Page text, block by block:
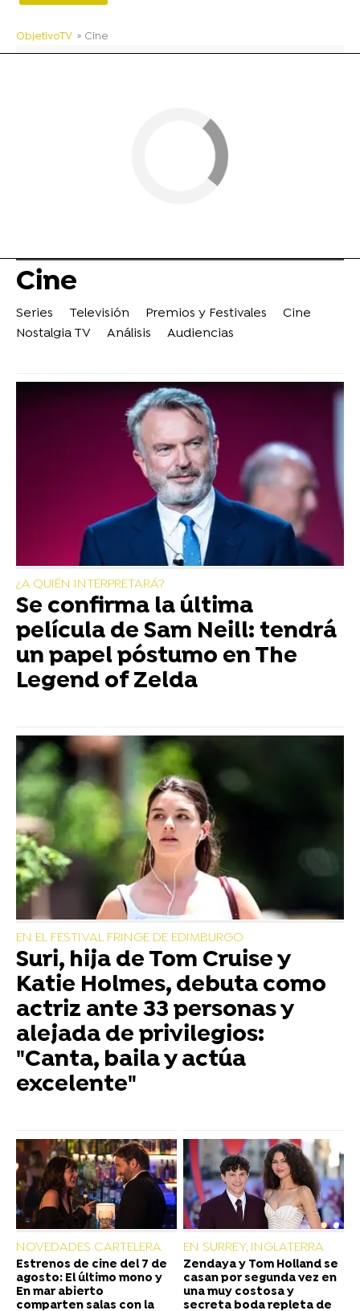
ObjetivoTV » Cine
Cine
Series Televisión Premios y Festivales
Cine
Nostalgia TV
Análisis Audiencias
¿A QUIÉN INTERPRETARÁ?
Se confirma la última
película de Sam Neill: tendrá
un papel póstumo en The
Legend of Zelda
EN EL FESTIVAL FRINGE DE EDIMBURGO
Suri, hija de Tom Cruise y
Katie Holmes, debuta como
actriz ante 33 personas y
alejada de privilegios:
"Canta, baila y actúa
excelente"
NOVEDADES CARTELERA
Estrenos de cine del 7 de
agosto: El último mono y
En mar abierto
comparten salas con la
EN SURREY, INGLATERRA
Zendaya y Tom Holland se
casan por segunda vez en
una muy costosa y
secreta boda repleta de